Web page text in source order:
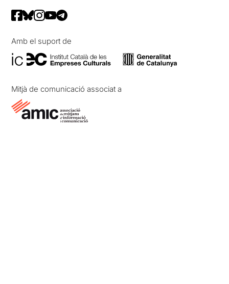
Amb el suport de
Mitjà de comunicació associat a